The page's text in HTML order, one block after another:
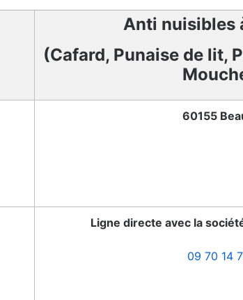
Anti nuisibles
(Cafard, Punaise de lit,
60155
Ligne directe avec la
09 70 14